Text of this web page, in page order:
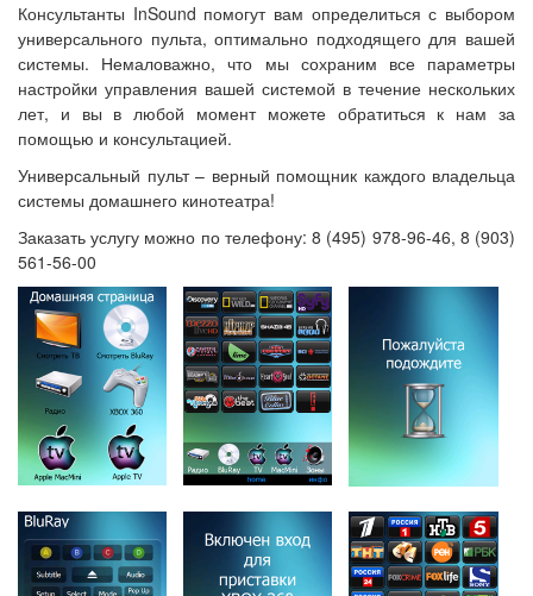
Консультанты InSound помогут вам определиться с выбором
универсального пульта, оптимально подходящего для вашей
системы. Немаловажно, что мы сохраним все параметры
настройки управления вашей системой в течение нескольких
лет, и вы в любой момент можете обратиться к нам за
помощью и консультацией.
Универсальный пульт – верный помощник каждого владельца
системы домашнего кинотеатра!
Заказать услугу можно по телефону: 8 (495) 978-96-46, 8 (903)
561-56-00